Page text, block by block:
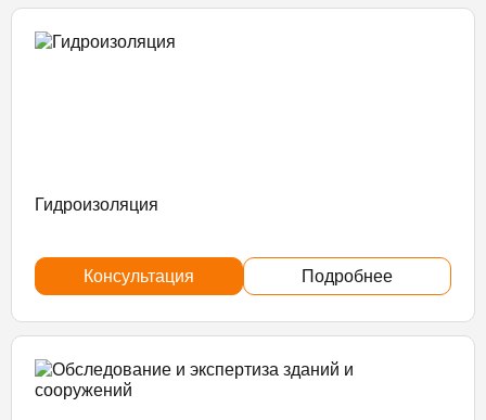
Гидроизоляция
Консультация Подробнее